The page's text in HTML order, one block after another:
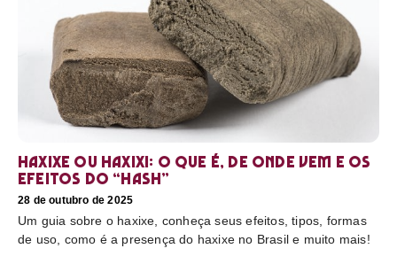
Haxixe ou Haxixi: o que é, de onde vem e os
efeitos do “hash”
28 de outubro de 2025
Um guia sobre o haxixe, conheça seus efeitos, tipos, formas
de uso, como é a presença do haxixe no Brasil e muito mais!